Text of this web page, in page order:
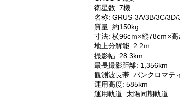
衛星数: 7機
名称: GRUS-3A/3B/3C/3D/
質量: 約150kg
寸法: 横96cｍ×縦78cｍ×高
地上分解能: 2.2ｍ
撮影幅: 28.3km
最長撮影距離: 1,356km
観測波長帯: パンクロマテ
運用高度: 585km
運用軌道: 太陽同期軌道